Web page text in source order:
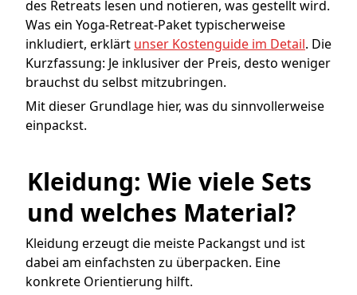
des Retreats lesen und notieren, was gestellt wird.
Was ein Yoga-Retreat-Paket typischerweise
inkludiert, erklärt unser Kostenguide im Detail. Die
Kurzfassung: Je inklusiver der Preis, desto weniger
brauchst du selbst mitzubringen.
Mit dieser Grundlage hier, was du sinnvollerweise
einpackst.
Kleidung: Wie viele Sets
und welches Material?
Kleidung erzeugt die meiste Packangst und ist
dabei am einfachsten zu überpacken. Eine
konkrete Orientierung hilft.